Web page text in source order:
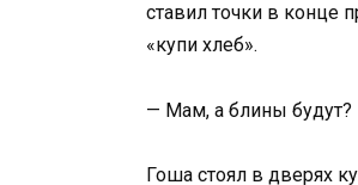
ставил точки в конце
«купи хлеб».
— Мам, а блины будут?
Гоша стоял в дверях